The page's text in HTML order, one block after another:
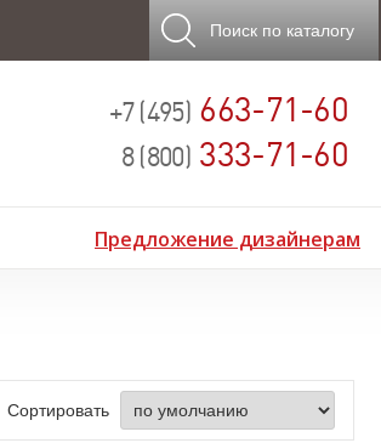
Поиск по каталогу
+7 (495) 663-71-60
8 (800) 333-71-60
Предложение дизайнерам
Сортировать